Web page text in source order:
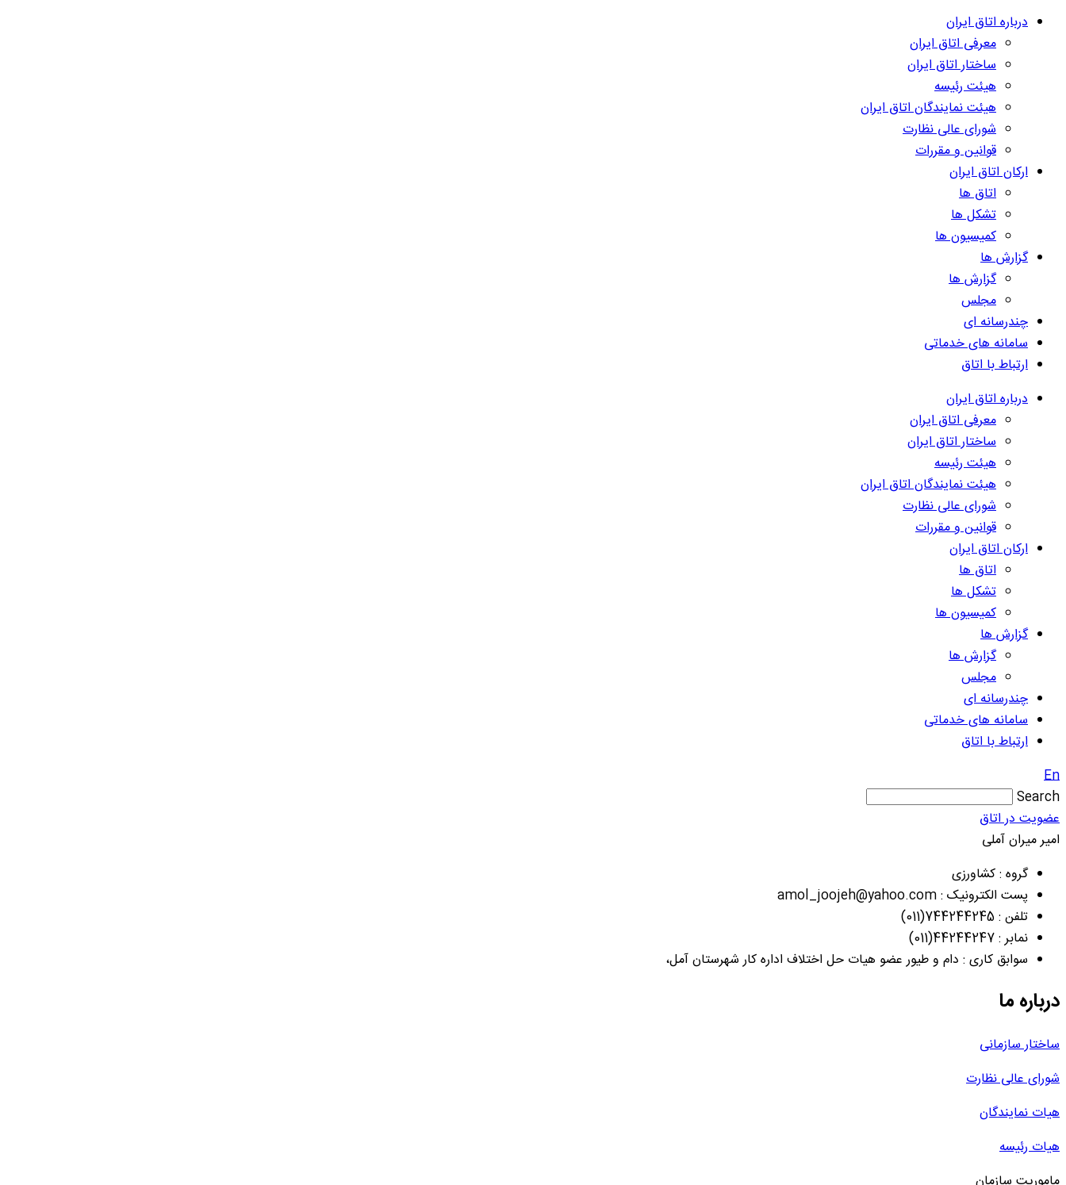
درباره اتاق ایران
معرفی اتاق ایران
ساختار اتاق ایران
هیئت رئیسه
هیئت نمایندگان اتاق ایران
شورای عالی نظارت
قوانین و مقررات
ارکان اتاق ایران
اتاق ها
تشکل ها
کمیسیون ها
گزارش ها
گزارش ها
مجلس
چندرسانه ای
سامانه های خدماتی
ارتباط با اتاق
درباره اتاق ایران
معرفی اتاق ایران
ساختار اتاق ایران
هیئت رئیسه
هیئت نمایندگان اتاق ایران
شورای عالی نظارت
قوانین و مقررات
ارکان اتاق ایران
اتاق ها
تشکل ها
کمیسیون ها
گزارش ها
گزارش ها
مجلس
چندرسانه ای
سامانه های خدماتی
ارتباط با اتاق
En
Search
عضویت در اتاق
امیر میران آملی
گروه : کشاورزی
پست الکترونیک : amol_joojeh@yahoo.com
تلفن : 744244245(011)
نمابر : 44244247(011)
سوابق کاری : دام و طیور عضو هیات حل اختلاف اداره کار شهرستان آمل،
درباره ما
ساختار سازمانی
شورای عالی نظارت
هیات نمایندگان
هیات رئیسه